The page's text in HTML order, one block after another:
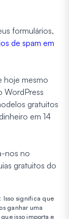
formulários,
de spam em
hoje mesmo
WordPress
gratuitos
em 14
nos no
gratuitos do
Isso significa que
ganhar uma
isso importa e